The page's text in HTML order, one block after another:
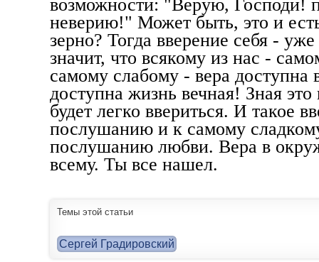
возможности: "Верую, Господи!
неверию!" Может быть, это и
зерно? Тогда вверение себя -
значит, что всякому из нас -
самому слабому - вера доступна
доступна жизнь вечная! Зная
будет легко ввериться. И такое
послушанию и к самому
послушанию любви. Вера в
всему. Ты все нашел.
Темы этой статьи
Сергей Градировский